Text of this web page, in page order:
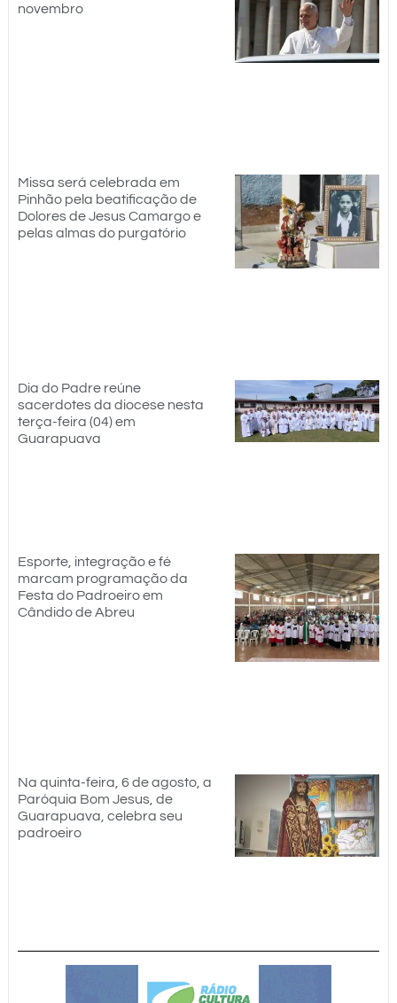
novembro
Missa será celebrada em
Pinhão pela beatificação de
Dolores de Jesus Camargo e
pelas almas do purgatório
Dia do Padre reúne
sacerdotes da diocese nesta
terça-feira (04) em
Guarapuava
Esporte, integração e fé
marcam programação da
Festa do Padroeiro em
Cândido de Abreu
Na quinta-feira, 6 de agosto, a
Paróquia Bom Jesus, de
Guarapuava, celebra seu
padroeiro